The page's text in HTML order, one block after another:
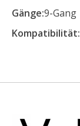
Gänge:9-Gang
Kompatibilität: